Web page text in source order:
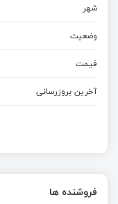
شهر
وضعیت
قیمت
آخرین بروزرسانی
فروشنده ها